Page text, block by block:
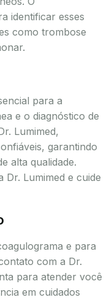
identificar esses
como trombose
para a
e o diagnóstico de
Lumimed,
garantindo
alta qualidade.
Dr. Lumimed e cuide
e para
com a Dr.
para atender você
em cuidados